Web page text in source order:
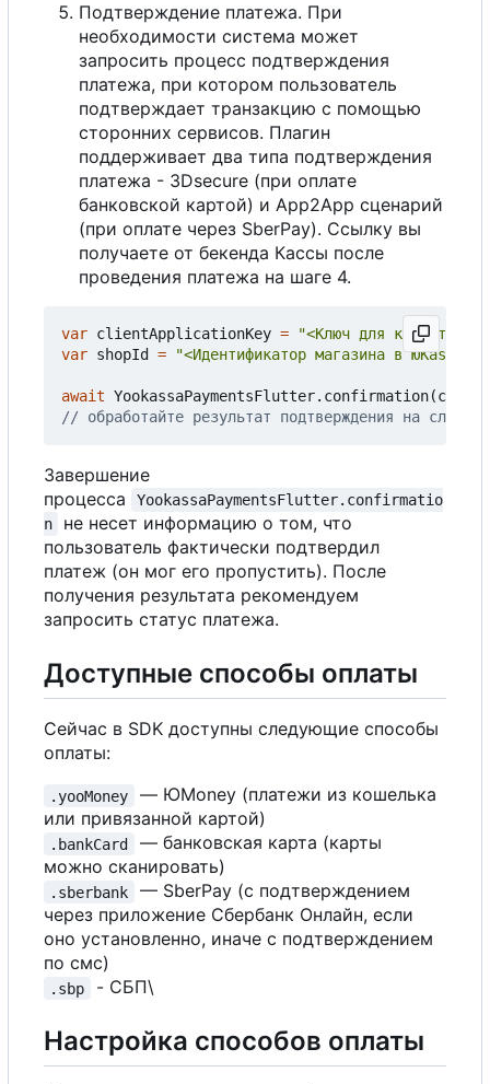
Подтверждение платежа. При
необходимости система может
запросить процесс подтверждения
платежа, при котором пользователь
подтверждает транзакцию с помощью
сторонних сервисов. Плагин
поддерживает два типа подтверждения
платежа - 3Dsecure (при оплате
банковской картой) и App2App сценарий
(при оплате через SberPay). Ссылку вы
получаете от бекенда Кассы после
проведения платежа на шаге 4.
var clientApplicationKey =
"<Ключ для клиентских
var shopId = "<Идентификатор магазина в ЮKassa)>"
await YookassaPaymentsFlutter. confirmation(
Завершение
процесса
YookassaPaymentsFlutter.confirmatio
n
не несет информацию о том, что
пользователь фактически подтвердил
платеж (он мог его пропустить). После
получения результата рекомендуем
запросить статус платежа.
Доступные способы оплаты
Сейчас в SDK доступны следующие способы
оплаты:
.yooMoney
— ЮMoney (платежи из кошелька
или привязанной картой)
.bankCard
— банковская карта (карты
можно сканировать)
.sberbank
— SberPay (с подтверждением
через приложение Сбербанк Онлайн, если
оно установленно, иначе с подтверждением
по смс)
.sbp - СБП\
Настройка способов оплаты